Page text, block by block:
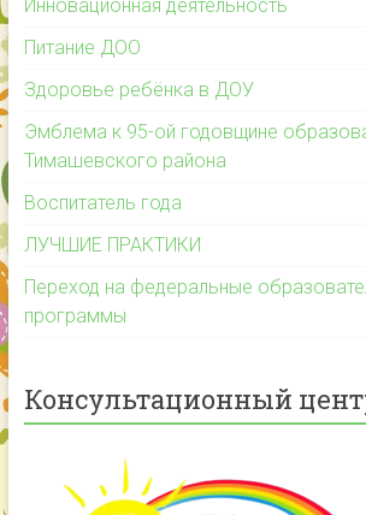
Инновационная деятельность
Питание ДОО
Здоровье ребёнка в ДОУ
Эмблема к 95-ой годовщине
Тимашевского района
Воспитатель года
ЛУЧШИЕ ПРАКТИКИ
Переход на федеральные
программы
Консультационный